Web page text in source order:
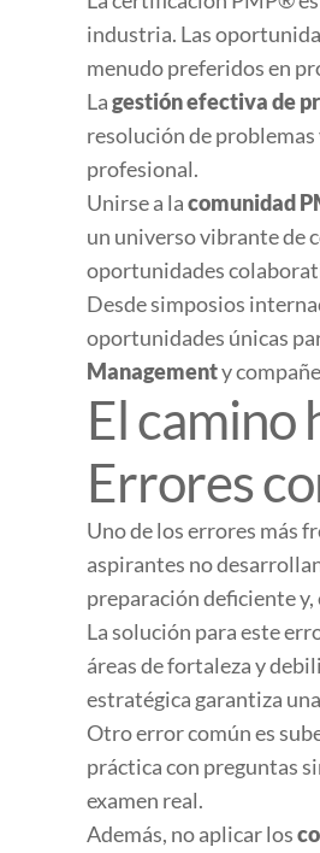
industria. Las
menudo preferidos en
Lagestión efectiva de
resolución de
profesional.
Unirse a lacomunidad
un universo vibrante de
oportunidades
Desde simposios
oportunidades únicas
Managementy
El
Errores
Uno de los errores más
aspirantes no
preparación deficiente
La solución para este
áreas de fortaleza y
estratégica garantiza
Otro error común es
práctica con preguntas
examen real.
Además, no aplicar los